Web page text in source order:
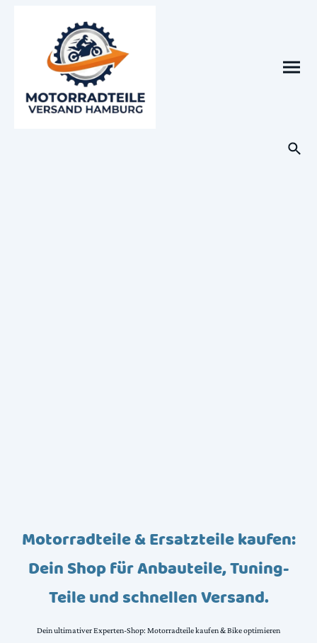
Motorradteile & Ersatzteile kaufen:
Dein Shop für Anbauteile, Tuning-
Teile und schnellen Versand.
Dein ultimativer Experten-Shop: Motorradteile kaufen & Bike optimieren